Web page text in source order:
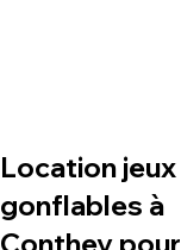
Location jeux
gonflables à
Conthey pour